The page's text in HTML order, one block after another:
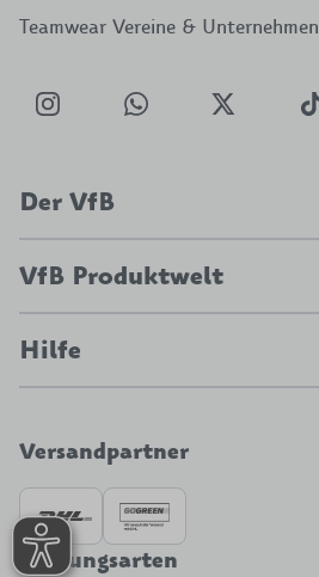
Teamwear Vereine & Unternehmen
Der VfB
VfB Produktwelt
Hilfe
Versandpartner
Zahlungsarten